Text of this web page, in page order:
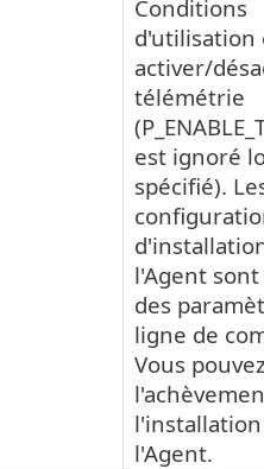
Conditions
d'utilisation
activer/
télémétrie
est ignoré
spécifié).
l'Agent
des
ligne de
Vous
l'Agent.